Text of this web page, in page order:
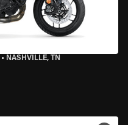
• NASHVILLE, TN